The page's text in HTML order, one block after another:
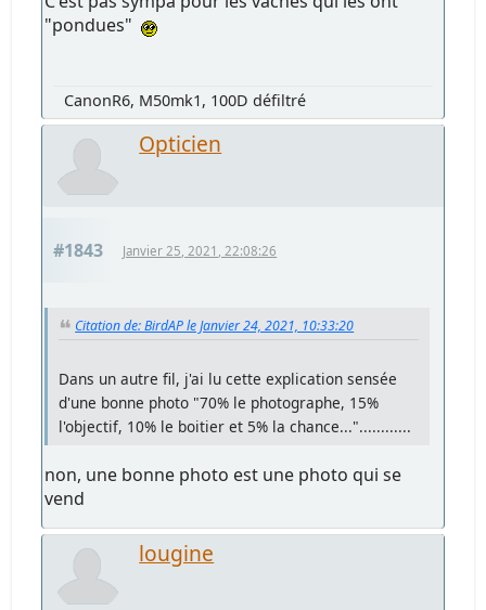
"pondues"
CanonR6, M50mk1, 100D défiltré
Opticien
#1843 Janvier 25, 2021, 22:08:26
Citation de: BirdAP le Janvier 24, 2021, 10:33:20
Dans un autre fil, j'ai lu cette explication sensée
d'une bonne photo "70% le photographe, 15%
l'objectif, 10% le boitier et 5% la chance..."............
non, une bonne photo est une photo qui se
vend
lougine